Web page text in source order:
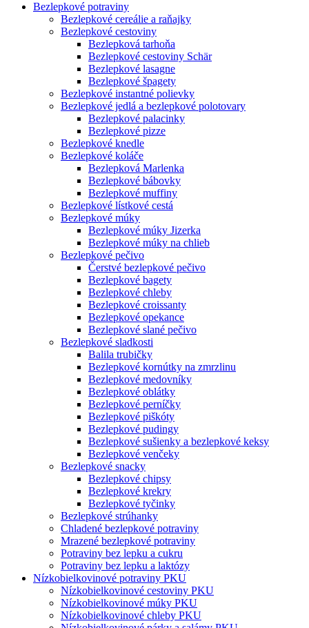
Bezlepkové potraviny
Bezlepkové cereálie a raňajky
Bezlepkové cestoviny
Bezlepková tarhoňa
Bezlepkové cestoviny Schär
Bezlepkové lasagne
Bezlepkové špagety
Bezlepkové instantné polievky
Bezlepkové jedlá a bezlepkové polotovary
Bezlepkové palacinky
Bezlepkové pizze
Bezlepkové knedle
Bezlepkové koláče
Bezlepková Marlenka
Bezlepkové bábovky
Bezlepkové muffiny
Bezlepkové lístkové cestá
Bezlepkové múky
Bezlepkové múky Jizerka
Bezlepkové múky na chlieb
Bezlepkové pečivo
Čerstvé bezlepkové pečivo
Bezlepkové bagety
Bezlepkové chleby
Bezlepkové croissanty
Bezlepkové opekance
Bezlepkové slané pečivo
Bezlepkové sladkosti
Balila trubičky
Bezlepkové kornútky na zmrzlinu
Bezlepkové medovníky
Bezlepkové oblátky
Bezlepkové perníčky
Bezlepkové piškóty
Bezlepkové pudingy
Bezlepkové sušienky a bezlepkové keksy
Bezlepkové venčeky
Bezlepkové snacky
Bezlepkové chipsy
Bezlepkové krekry
Bezlepkové tyčinky
Bezlepkové strúhanky
Chladené bezlepkové potraviny
Mrazené bezlepkové potraviny
Potraviny bez lepku a cukru
Potraviny bez lepku a laktózy
Nízko­bielkovinové potraviny PKU
Nízko­bielkovinové cestoviny PKU
Nízko­bielkovinové múky PKU
Nízkobielkovinové chleby PKU